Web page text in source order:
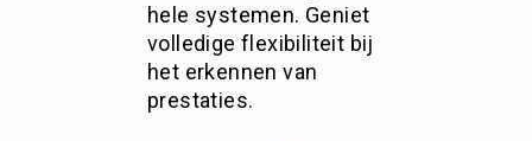
hele systemen. Geniet
volledige flexibiliteit bij
het erkennen van
prestaties.